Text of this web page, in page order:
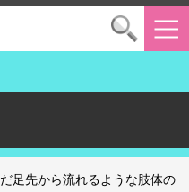
足先から流れるような肢体の